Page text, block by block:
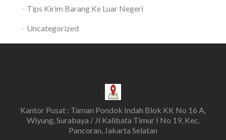
Tips Kirim Barang Ke Luar Negeri
Uncategorized
Kantor Pusat : Taman Pondok Indah Blok KK No 16 A,
Wiyung, Surabaya / Jl Kalibata Timur I No 19, Kec.
Pancoran, Jakarta Selatan